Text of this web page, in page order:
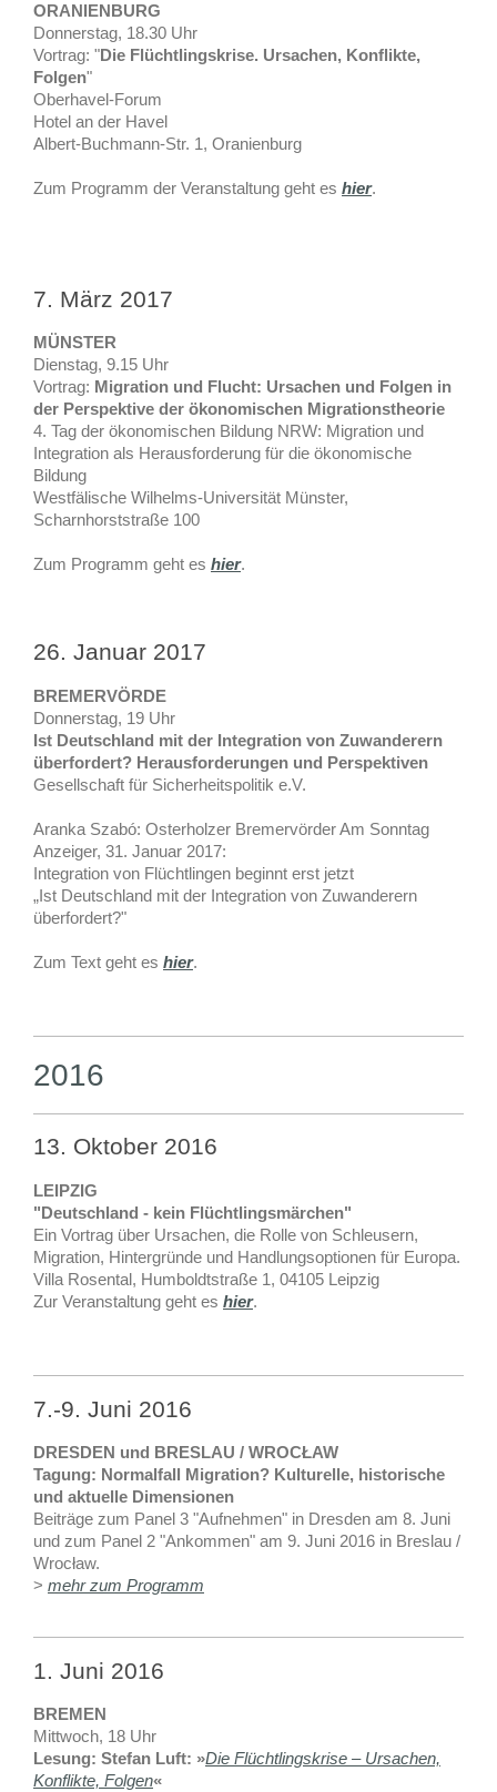
ORANIENBURG
Donnerstag, 18.30 Uhr
Vortrag: "Die Flüchtlingskrise. Ursachen, Konflikte,
Folgen"
Oberhavel-Forum
Hotel an der Havel
Albert-Buchmann-Str. 1, Oranienburg
Zum Programm der Veranstaltung geht es hier.
7. März 2017
MÜNSTER
Dienstag, 9.15 Uhr
Vortrag: Migration und Flucht: Ursachen und Folgen in
der Perspektive der ökonomischen Migrationstheorie
4. Tag der ökonomischen Bildung NRW: Migration und
Integration als Herausforderung für die ökonomische
Bildung
Westfälische Wilhelms-Universität Münster,
Scharnhorststraße 100
Zum Programm geht es hier.
26. Januar 2017
BREMERVÖRDE
Donnerstag, 19 Uhr
Ist Deutschland mit der Integration von Zuwanderern
überfordert? Herausforderungen und Perspektiven
Gesellschaft für Sicherheitspolitik e.V.
Aranka Szabó: Osterholzer Bremervörder Am Sonntag
Anzeiger, 31. Januar 2017:
Integration von Flüchtlingen beginnt erst jetzt
„Ist Deutschland mit der Integration von Zuwanderern
überfordert?"
Zum Text geht es hier.
2016
13. Oktober 2016
LEIPZIG
"Deutschland - kein Flüchtlingsmärchen"
Ein Vortrag über Ursachen, die Rolle von Schleusern,
Migration, Hintergründe und Handlungsoptionen für Europa.
Villa Rosental, Humboldtstraße 1, 04105 Leipzig
Zur Veranstaltung geht es hier.
7.-9. Juni 2016
DRESDEN und BRESLAU / WROCŁAW
Tagung: Normalfall Migration? Kulturelle, historische
und aktuelle Dimensionen
Beiträge zum Panel 3 "Aufnehmen" in Dresden am 8. Juni
und zum Panel 2 "Ankommen" am 9. Juni 2016 in Breslau /
Wrocław.
> mehr zum Programm
1. Juni 2016
BREMEN
Mittwoch, 18 Uhr
Lesung: Stefan Luft: »Die Flüchtlingskrise – Ursachen,
Konflikte, Folgen«